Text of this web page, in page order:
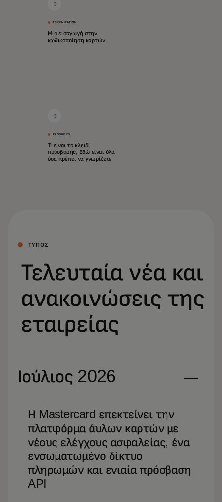
TOKENIZATION
Μια εισαγωγή στην
κωδικοποίηση καρτών
PASSKEYS
Τι είναι το κλειδί
πρόσβασης; Εδώ είναι όλα
όσα πρέπει να γνωρίζετε
ΤΥΠΟΣ
Τελευταία νέα και
ανακοινώσεις της
εταιρείας
Ιούλιος 2026
Η Mastercard επεκτείνει την
πλατφόρμα άυλων καρτών με
νέους ελέγχους ασφαλείας, ένα
ενσωματωμένο δίκτυο
πληρωμών και ενιαία πρόσβαση
API